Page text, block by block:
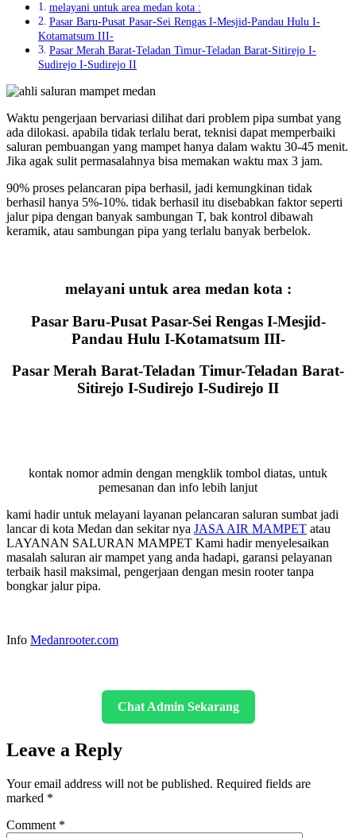
melayani untuk area medan kota :
Pasar Baru-Pusat Pasar-Sei Rengas I-Mesjid-Pandau Hulu I-
Kotamatsum III-
Pasar Merah Barat-Teladan Timur-Teladan Barat-Sitirejo I-
Sudirejo I-Sudirejo II
Waktu pengerjaan bervariasi dilihat dari problem pipa sumbat yang
ada dilokasi. apabila tidak terlalu berat, teknisi dapat memperbaiki
saluran pembuangan yang mampet hanya dalam waktu 30-45 menit.
Jika agak sulit permasalahnya bisa memakan waktu max 3 jam.
90% proses pelancaran pipa berhasil, jadi kemungkinan tidak
berhasil hanya 5%-10%. tidak berhasil itu disebabkan faktor seperti
jalur pipa dengan banyak sambungan T, bak kontrol dibawah
keramik, atau sambungan pipa yang terlalu banyak berbelok.
melayani untuk area medan kota :
Pasar Baru-Pusat Pasar-Sei Rengas I-Mesjid-
Pandau Hulu I-Kotamatsum III-
Pasar Merah Barat-Teladan Timur-Teladan Barat-
Sitirejo I-Sudirejo I-Sudirejo II
kontak nomor admin dengan mengklik tombol diatas, untuk
pemesanan dan info lebih lanjut
kami hadir untuk melayani layanan pelancaran saluran sumbat jadi
lancar di kota Medan dan sekitar nya JASA AIR MAMPET atau
LAYANAN SALURAN MAMPET Kami hadir menyelesaikan
masalah saluran air mampet yang anda hadapi, garansi pelayanan
terbaik hasil maksimal, pengerjaan dengan mesin rooter tanpa
bongkar jalur pipa.
Info Medanrooter.com
Chat Admin Sekarang
Leave a Reply
Your email address will not be published. Required fields are
marked *
Comment *